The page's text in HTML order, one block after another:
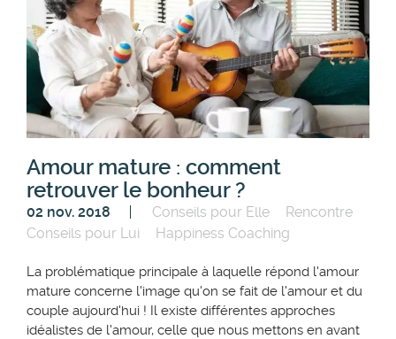
Amour mature : comment
retrouver le bonheur ?
02 nov. 2018 Conseils pour Elle
Rencontre
Conseils pour Lui
Happiness Coaching
La problématique principale à laquelle répond l'amour
mature concerne l'image qu'on se fait de l'amour et du
couple aujourd'hui ! Il existe différentes approches
idéalistes de l'amour, celle que nous mettons en avant